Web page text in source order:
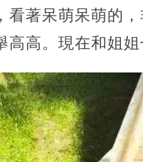
看著呆萌呆萌的
高高。現在和姐